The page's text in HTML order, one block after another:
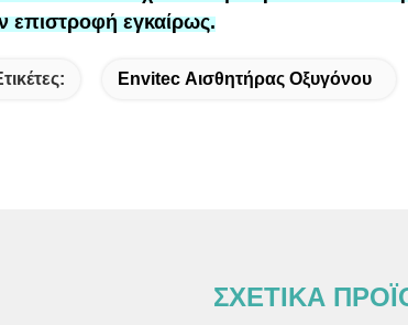
επιστροφή εγκαίρως.
Envitec Αισθητήρας Οξυγόνου
ΣΧΕΤΙΚΑ